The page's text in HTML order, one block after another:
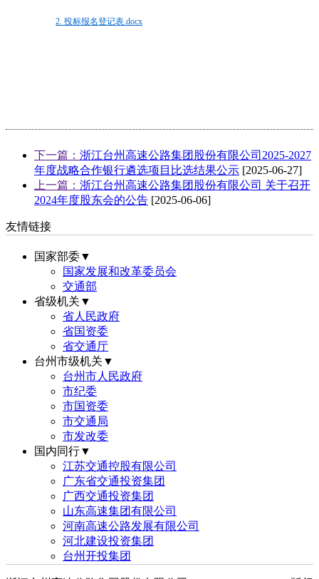
2. 投标报名登记表.docx
下一篇： 浙江台州高速公路集团股份有限公司2025-2027
年度战略合作银行遴选项目比选结果公示 [2025-06-27]
上一篇： 浙江台州高速公路集团股份有限公司 关于召开
2024年度股东会的公告 [2025-06-06]
友情链接
国家部委▼
国家发展和改革委员会
交通部
省级机关▼
省人民政府
省国资委
省交通厅
台州市级机关▼
台州市人民政府
市纪委
市国资委
市交通局
市发改委
国内同行▼
江苏交通控股有限公司
广东省交通投资集团
广西交通投资集团
山东高速集团有限公司
河南高速公路发展有限公司
河北建设投资集团
台州开投集团